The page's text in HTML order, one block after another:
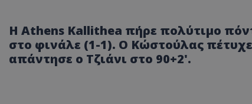
Η Athens Kallithea πήρε πολύτιμο
στο φινάλε (1-1). Ο Κώστούλας
απάντησε ο Τζιάνι στο 90+2'.